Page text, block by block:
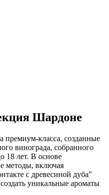
Шардоне
премиум-класса, созданные
винограда, собранного
18 лет. В основе
методы, включая
с древесиной дуба"
уникальные ароматы